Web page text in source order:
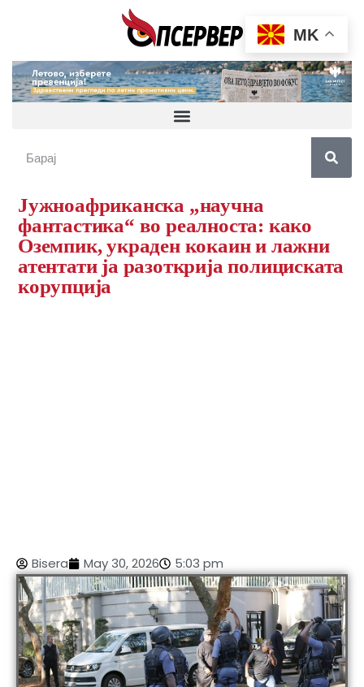
Јужноафриканска „научна
фантастика“ во реалноста: како
Оземпик, украден кокаин и лажни
атентати ја разоткрија полициската
корупција
Bisera May 30, 2026 5:03 pm
MK